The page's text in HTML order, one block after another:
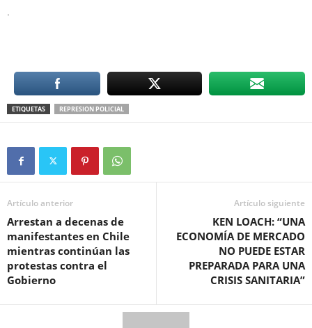
ETIQUETAS REPRESION POLICIAL
Artículo anterior
Arrestan a decenas de
manifestantes en Chile
mientras continúan las
protestas contra el
Gobierno
Artículo siguiente
KEN LOACH: “UNA
ECONOMÍA DE MERCADO
NO PUEDE ESTAR
PREPARADA PARA UNA
CRISIS SANITARIA”